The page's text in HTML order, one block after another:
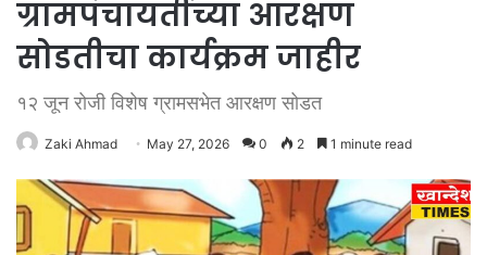
ग्रामपंचायतींच्या आरक्षण
सोडतीचा कार्यक्रम जाहीर
१२ जून रोजी विशेष ग्रामसभेत आरक्षण सोडत
Zaki Ahmad May 27, 2026 0 2 1 minute read